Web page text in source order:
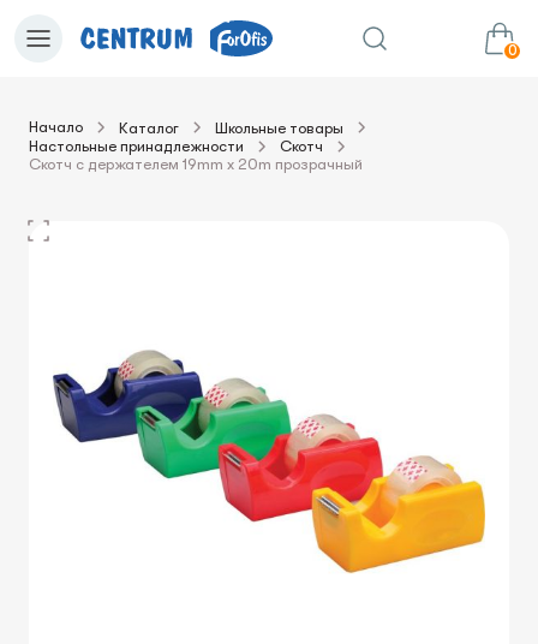
0
в корзину Сумма:
Начало Каталог
Школьные товары
Настольные принадлежности
Скотч
Скотч с держателем 19mm x 20m прозрачный